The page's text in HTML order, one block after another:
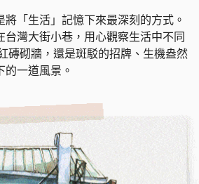
「生活」記憶下來最深刻的方式。
台灣大街小巷，用心觀察生活中不同
磚砌牆，還是斑駁的招牌、生機盎然
一道風景。